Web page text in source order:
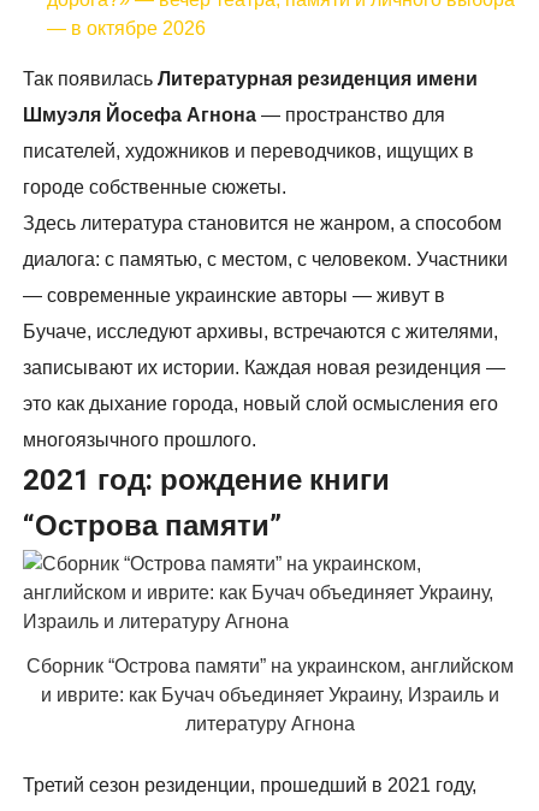
— в октябре 2026
Так появиласьЛитературная резиденция имени
Шмуэля Йосефа Агнона — пространство для
писателей, художников и переводчиков, ищущих в
городе собственные сюжеты.
Здесь литература становится не жанром, а способом
диалога: с памятью, с местом, с человеком. Участники
— современные украинские авторы — живут в
Бучаче, исследуют архивы, встречаются с жителями,
записывают их истории. Каждая новая резиденция —
это как дыхание города, новый слой осмысления его
многоязычного прошлого.
2021 год: рождение книги
“Острова памяти”
Сборник “Острова памяти” на украинском, английском
и иврите: как Бучач объединяет Украину, Израиль и
литературу Агнона
Третий сезон резиденции, прошедший в 2021 году,